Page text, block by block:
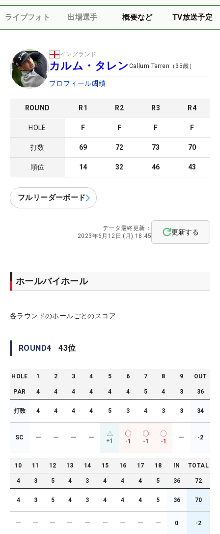
ライブフォト 出場選手 概要など TV放送予定
イングランド
カルム・タレン Callum Tarren （ 35歳）
プロフィール成績
ROUND R1 R2 R3 R4
HOLE F F F F
打数 69 72 73 70
順位 14 32 46 43
フルリーダーボード
データ最終更新：
2023年6月12日 (月) 18:45
更新する
ホールバイホール
各ラウンドのホールごとのスコア
ROUND4 43位
HOLE 1 2 3 4 5 6 7 8 9 OUT
PAR 4 4 4 4 4 4 5 4 3 36
打数 4 4 4 4 5 3 4 3 3 34
SC ー ー ー ー +1 -1 -1 -1
ー -2
10 11 12 13 14 15 16 17 18 IN TOTAL
4 3 5 4 3 4 4 4 5 36 72
4 3 5 4 3 4 4 4 5 36 70
ー ー ー ー ー ー ー ー ー 0 -2